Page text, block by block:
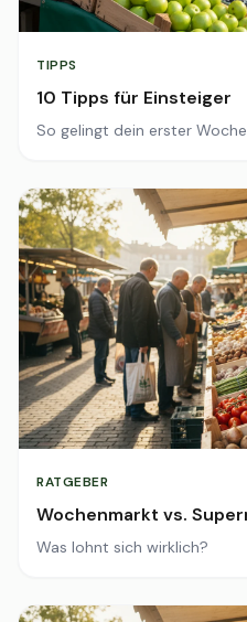
TIPPS
10 Tipps für Einsteiger
So gelingt dein erster
RATGEBER
Wochenmarkt vs.
Was lohnt sich wirklich?